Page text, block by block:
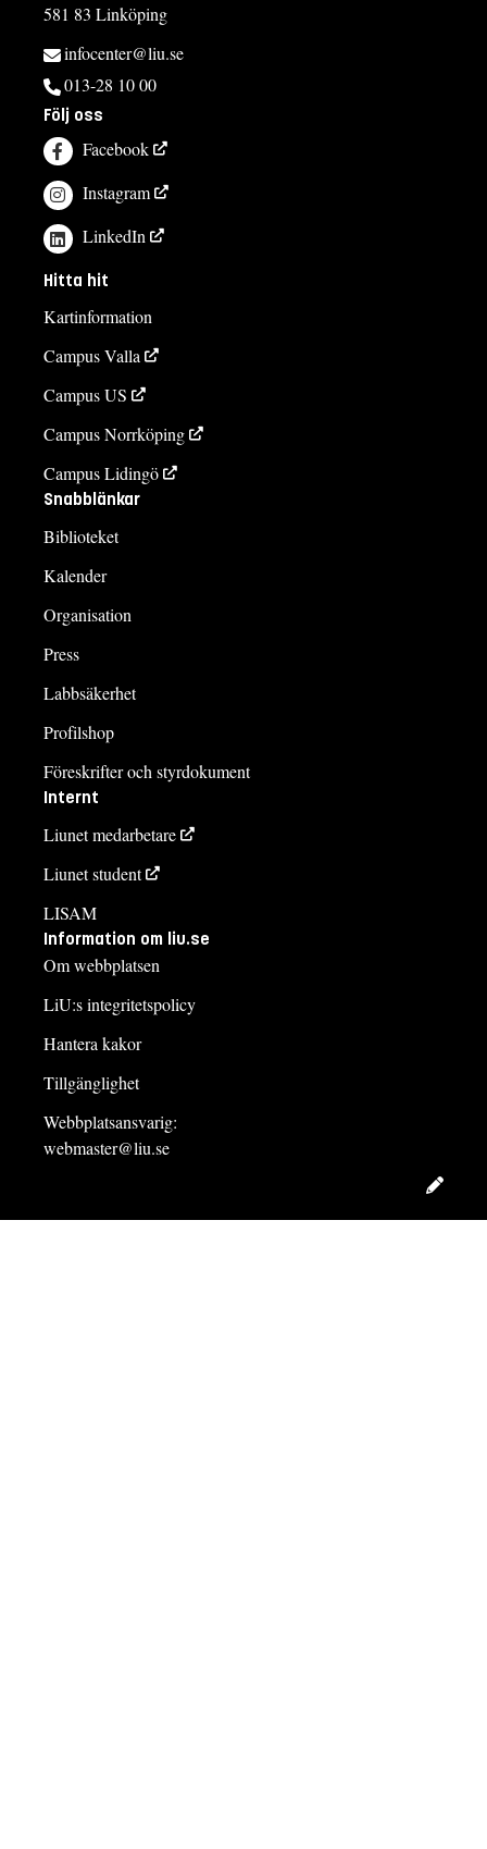
581 83 Linköping
infocenter@liu.se
013-28 10 00
Följ oss
Facebook
Instagram
LinkedIn
Hitta hit
Kartinformation
Campus Valla
Campus US
Campus Norrköping
Campus Lidingö
Snabblänkar
Biblioteket
Kalender
Organisation
Press
Labbsäkerhet
Profilshop
Föreskrifter och styrdokument
Internt
Liunet medarbetare
Liunet student
LISAM
Information om liu.se
Om webbplatsen
LiU:s integritetspolicy
Hantera kakor
Tillgänglighet
Webbplatsansvarig:
webmaster@liu.se